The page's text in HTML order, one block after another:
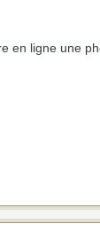
en ligne une